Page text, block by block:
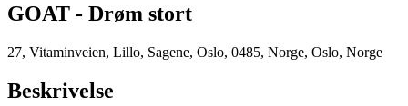
GOAT - Drøm stort
27, Vitaminveien, Lillo, Sagene, Oslo, 0485, Norge, Oslo, Norge
Beskrivelse